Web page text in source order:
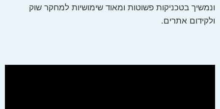
ונמשיך בטכניקות פשוטות ומאוד שימושיות למחקר שוק
ולקידום אתרים.